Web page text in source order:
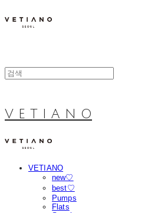
V E T I A N O
VETIANO
new♡
best♡
Pumps
Flats